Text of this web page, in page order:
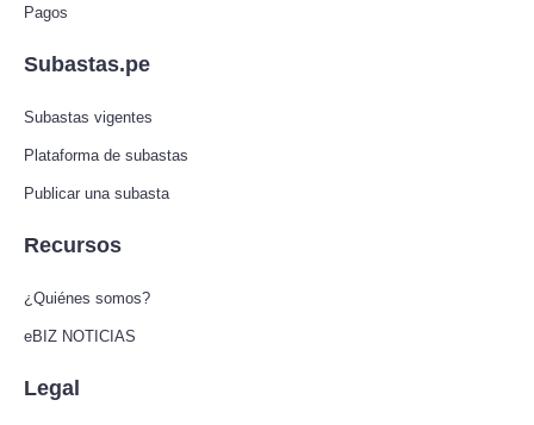
Pagos
Subastas.pe
Subastas vigentes
Plataforma de subastas
Publicar una subasta
Recursos
¿Quiénes somos?
eBIZ NOTICIAS
Legal